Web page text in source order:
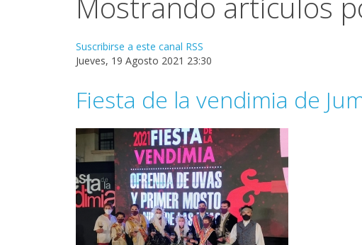
Suscribirse a este canal RSS
Jueves, 19 Agosto 2021 23:30
Fiesta de la vendimia de